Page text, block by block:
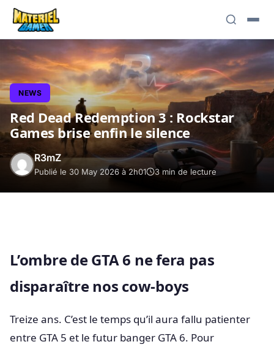
NEWS
Red Dead Redemption 3 : Rockstar
Games brise enfin le silence
R3mZ
Publié le 30 May 2026 à 2h01 3 min de lecture
L’ombre de GTA 6 ne fera pas
disparaître nos cow-boys
Treize ans. C’est le temps qu’il aura fallu patienter
entre GTA 5 et le futur banger GTA 6. Pour